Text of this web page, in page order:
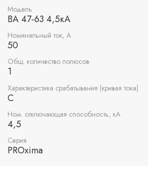
Модель
ВА 47-63 4,5кА
Номинальный ток, А
50
Общ. количество полюсов
1
Характеристика срабатывания (кривая тока)
C
Ном. отключающая способность, кА
4,5
Серия
PROxima